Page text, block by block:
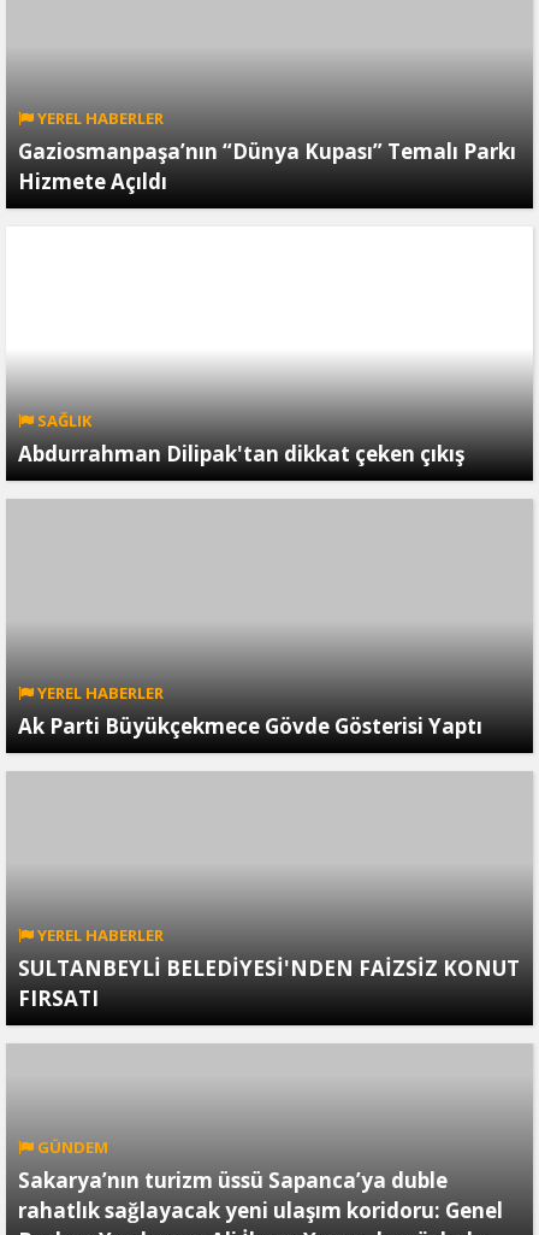
YEREL HABERLER
Gaziosmanpaşa’nın “Dünya Kupası” Temalı Parkı
Hizmete Açıldı
SAĞLIK
Abdurrahman Dilipak'tan dikkat çeken çıkış
YEREL HABERLER
Ak Parti Büyükçekmece Gövde Gösterisi Yaptı
YEREL HABERLER
SULTANBEYLİ BELEDİYESİ'NDEN FAİZSİZ KONUT
FIRSATI
GÜNDEM
Sakarya’nın turizm üssü Sapanca’ya duble
rahatlık sağlayacak yeni ulaşım koridoru: Genel